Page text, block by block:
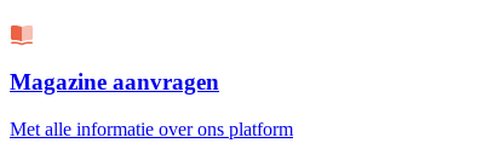
Magazine aanvragen
Met alle informatie over ons platform